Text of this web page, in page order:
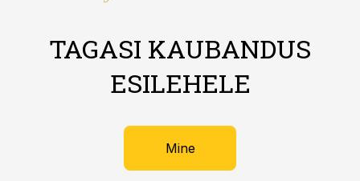
TAGASI KAUBANDUS
ESILEHELE
Mine